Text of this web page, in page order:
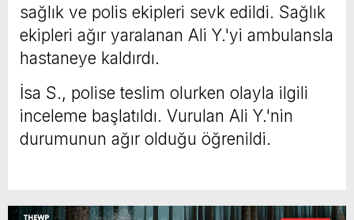
sağlık ve polis ekipleri sevk edildi. Sağlık
ekipleri ağır yaralanan Ali Y.'yi ambulansla
hastaneye kaldırdı.
İsa S., polise teslim olurken olayla ilgili
inceleme başlatıldı. Vurulan Ali Y.'nin
durumunun ağır olduğu öğrenildi.